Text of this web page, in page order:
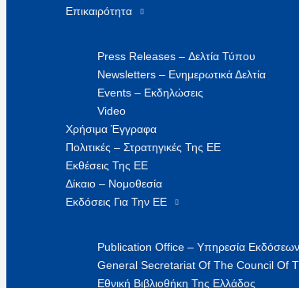
Επικαιρότητα
Press Releases – Δελτία Τύπου
Newsletters – Ενημερωτικά Δελτία
Events – Εκδηλώσεις
Video
Χρήσιμα Έγγραφα
Πολιτικές – Στρατηγικές Της ΕΕ
Εκθέσεις Της ΕΕ
Δίκαιο – Νομοθεσία
Εκδόσεις Για Την ΕΕ
Publication Office – Υπηρεσία
General Secretariat Of The Council Of
Εθνική Βιβλιοθήκη Της Ελλάδος